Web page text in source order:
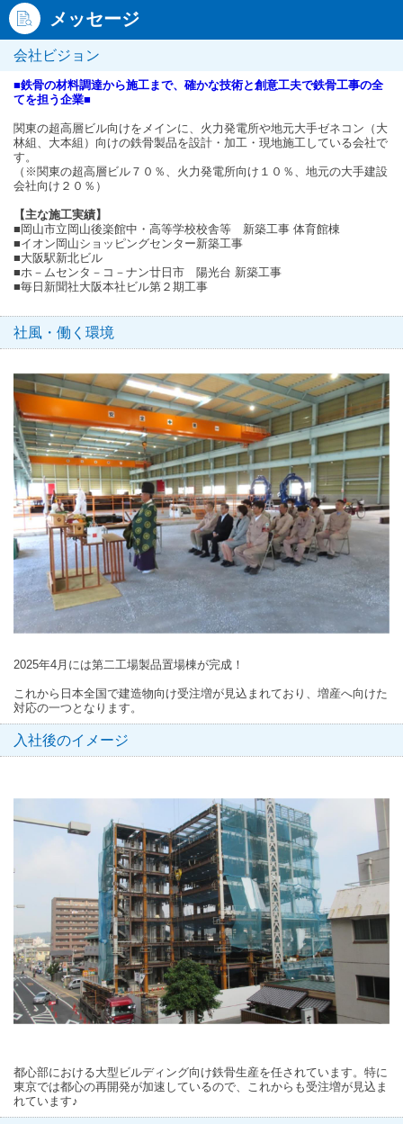
メッセージ
会社ビジョン
■鉄骨の材料調達から施工まで、確かな技術と創意工夫で鉄骨工事の全
てを担う企業■
関東の超高層ビル向けをメインに、火力発電所や地元大手ゼネコン（大
林組、大本組）向けの鉄骨製品を設計・加工・現地施工している会社で
す。
（※関東の超高層ビル７０％、火力発電所向け１０％、地元の大手建設
会社向け２０％）
【主な施工実績】
■岡山市立岡山後楽館中・高等学校校舎等 新築工事 体育館棟
■イオン岡山ショッピングセンター新築工事
■大阪駅新北ビル
■ホ－ムセンタ－コ－ナン廿日市 陽光台 新築工事
■毎日新聞社大阪本社ビル第２期工事
社風・働く環境
2025年4月には第二工場製品置場棟が完成！
これから日本全国で建造物向け受注増が見込まれており、増産へ向けた
対応の一つとなります。
入社後のイメージ
都心部における大型ビルディング向け鉄骨生産を任されています。特に
東京では都心の再開発が加速しているので、これからも受注増が見込ま
れています♪